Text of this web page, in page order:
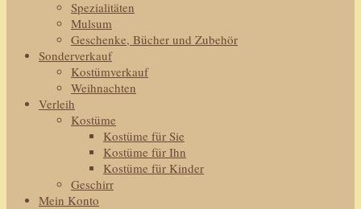
Spezialitäten
Mulsum
Geschenke, Bücher und Zubehör
Sonderverkauf
Kostümverkauf
Weihnachten
Verleih
Kostüme
Kostüme für Sie
Kostüme für Ihn
Kostüme für Kinder
Geschirr
Mein Konto